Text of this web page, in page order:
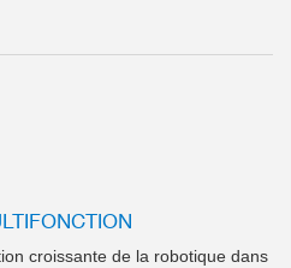
croissante de la robotique dans